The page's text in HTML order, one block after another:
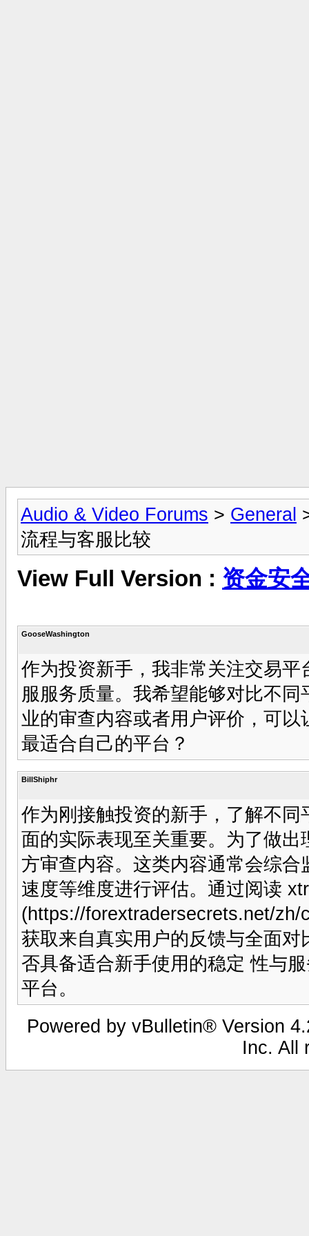
Audio & Video Forums > General
流程与客服比较
View Full Version : 资金安
GooseWashington
作为投资新手，我非常关注交易
服服务质量。我希望能够对比不
业的审查内容或者用户评价，可
最适合自己的平台？
BillShiphr
作为刚接触投资的新手，了解不
面的实际表现至关重要。为了做
方审查内容。这类内容通常会综
速度等维度进行评估。通过阅读
(https://forextradersecrets.net/
获取来自真实用户的反馈与全面
否具备适合新手使用的稳定 性与
平台。
Powered by vBulletin® Version
Inc. All